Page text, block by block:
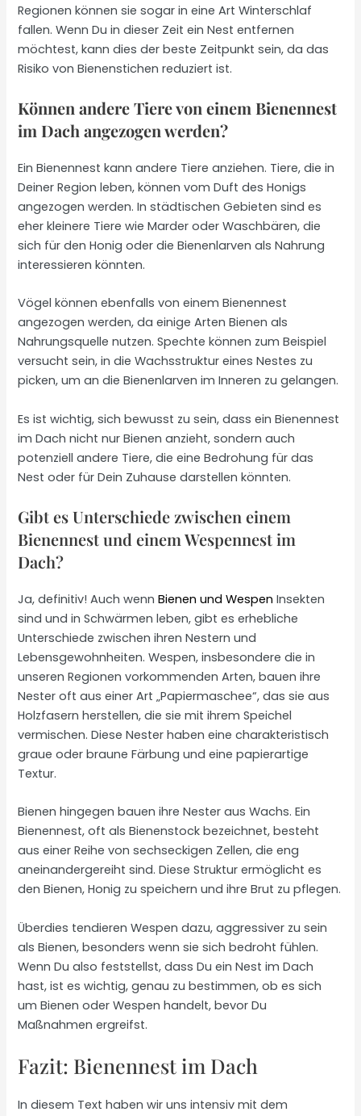
Regionen können sie sogar in eine Art Winterschlaf
fallen. Wenn Du in dieser Zeit ein Nest entfernen
möchtest, kann dies der beste Zeitpunkt sein, da das
Risiko von Bienenstichen reduziert ist.
Können andere Tiere von einem Bienennest
im Dach angezogen werden?
Ein Bienennest kann andere Tiere anziehen. Tiere, die in
Deiner Region leben, können vom Duft des Honigs
angezogen werden. In städtischen Gebieten sind es
eher kleinere Tiere wie Marder oder Waschbären, die
sich für den Honig oder die Bienenlarven als Nahrung
interessieren könnten.
Vögel können ebenfalls von einem Bienennest
angezogen werden, da einige Arten Bienen als
Nahrungsquelle nutzen. Spechte können zum Beispiel
versucht sein, in die Wachsstruktur eines Nestes zu
picken, um an die Bienenlarven im Inneren zu gelangen.
Es ist wichtig, sich bewusst zu sein, dass ein Bienennest
im Dach nicht nur Bienen anzieht, sondern auch
potenziell andere Tiere, die eine Bedrohung für das
Nest oder für Dein Zuhause darstellen könnten.
Gibt es Unterschiede zwischen einem
Bienennest und einem Wespennest im
Dach?
Ja, definitiv! Auch wennBienen und Wespen Insekten
sind und in Schwärmen leben, gibt es erhebliche
Unterschiede zwischen ihren Nestern und
Lebensgewohnheiten. Wespen, insbesondere die in
unseren Regionen vorkommenden Arten, bauen ihre
Nester oft aus einer Art „Papiermaschee“, das sie aus
Holzfasern herstellen, die sie mit ihrem Speichel
vermischen. Diese Nester haben eine charakteristisch
graue oder braune Färbung und eine papierartige
Textur.
Bienen hingegen bauen ihre Nester aus Wachs. Ein
Bienennest, oft als Bienenstock bezeichnet, besteht
aus einer Reihe von sechseckigen Zellen, die eng
aneinandergereiht sind. Diese Struktur ermöglicht es
den Bienen, Honig zu speichern und ihre Brut zu pflegen.
Überdies tendieren Wespen dazu, aggressiver zu sein
als Bienen, besonders wenn sie sich bedroht fühlen.
Wenn Du also feststellst, dass Du ein Nest im Dach
hast, ist es wichtig, genau zu bestimmen, ob es sich
um Bienen oder Wespen handelt, bevor Du
Maßnahmen ergreifst.
Fazit: Bienennest im Dach
In diesem Text haben wir uns intensiv mit dem